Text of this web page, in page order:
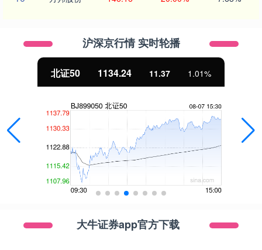
沪深京行情 实时轮播
北证50 1134.24 11.37 1.01%
大牛证券app官方下载